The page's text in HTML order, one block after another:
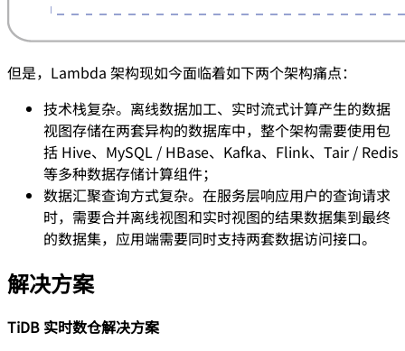
但是，Lambda 架构现如今面临着如下两个架构痛点：
技术栈复杂。离线数据加工、实时流式计算产生的数据
视图存储在两套异构的数据库中，整个架构需要使用包
括 Hive、MySQL / HBase、Kafka、Flink、Tair / Redis
等多种数据存储计算组件；
数据汇聚查询方式复杂。在服务层响应用户的查询请求
时，需要合并离线视图和实时视图的结果数据集到最终
的数据集，应用端需要同时支持两套数据访问接口。
解决方案
TiDB 实时数仓解决方案